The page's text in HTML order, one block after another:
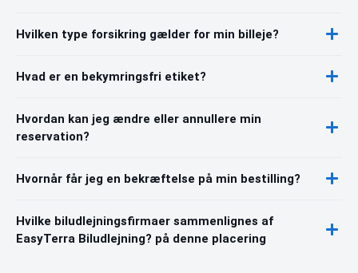
Hvilken type forsikring gælder for min billeje?
Hvad er en bekymringsfri etiket?
Hvordan kan jeg ændre eller annullere min
reservation?
Hvornår får jeg en bekræftelse på min bestilling?
Hvilke biludlejningsfirmaer sammenlignes af
EasyTerra Biludlejning? på denne placering